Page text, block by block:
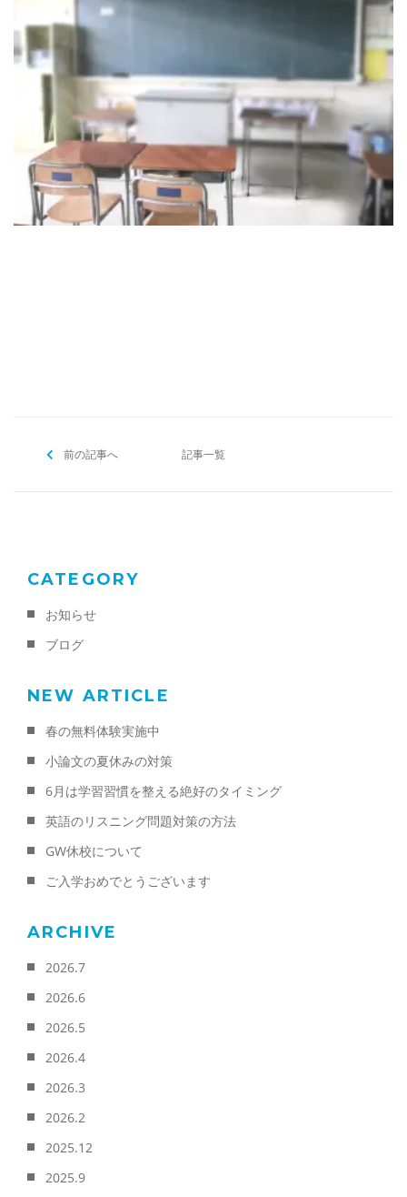
前の記事へ 記事一覧
CATEGORY
お知らせ
ブログ
NEW ARTICLE
春の無料体験実施中
小論文の夏休みの対策
6月は学習習慣を整える絶好のタイミング
英語のリスニング問題対策の方法
GW休校について
ご入学おめでとうございます
ARCHIVE
2026.7
2026.6
2026.5
2026.4
2026.3
2026.2
2025.12
2025.9